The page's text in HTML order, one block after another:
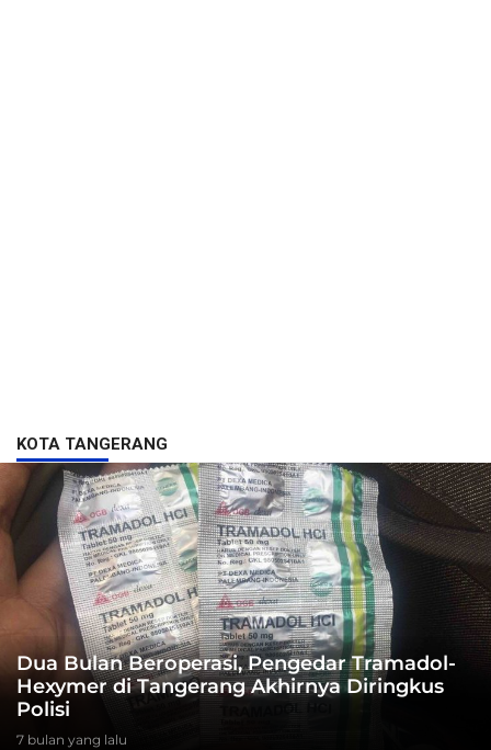
KOTA TANGERANG
Dua Bulan Beroperasi, Pengedar Tramadol-
Hexymer di Tangerang Akhirnya Diringkus
Polisi
7 bulan yang lalu